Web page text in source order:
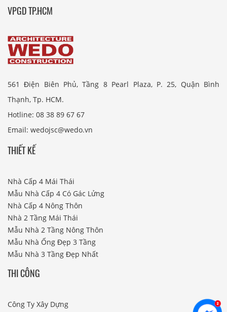
VPGD TP.HCM
561 Điện Biên Phủ, Tầng 8 Pearl Plaza, P. 25, Quận Bình
Thạnh, Tp. HCM.
Hotline: 08 38 89 67 67
Email: wedojsc@wedo.vn
THIẾT KẾ
Nhà Cấp 4 Mái Thái
Mẫu Nhà Cấp 4 Có Gác Lửng
Nhà Cấp 4 Nông Thôn
Nhà 2 Tầng Mái Thái
Mẫu Nhà 2 Tầng Nông Thôn
Mẫu Nhà Ống Đẹp 3 Tầng
Mẫu Nhà 3 Tầng Đẹp Nhất
THI CÔNG
Công Ty Xây Dựng